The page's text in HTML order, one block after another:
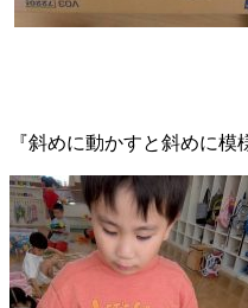
『斜めに動かすと斜めに模